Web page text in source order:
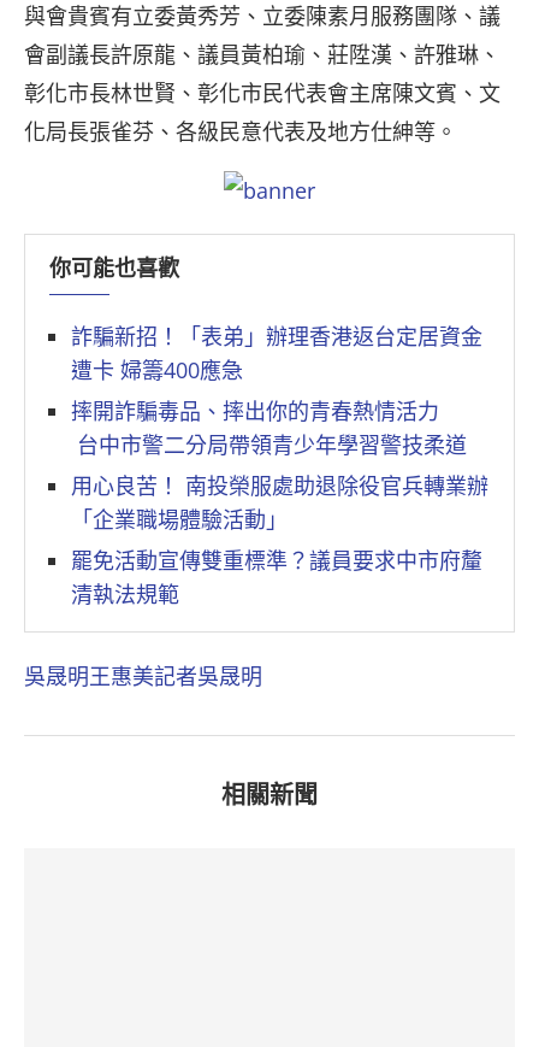
與會貴賓有立委黃秀芳、立委陳素月服務團隊、議
會副議長許原龍、議員黃柏瑜、莊陞漢、許雅琳、
彰化市長林世賢、彰化市民代表會主席陳文賓、文
化局長張雀芬、各級民意代表及地方仕紳等。
你可能也喜歡
詐騙新招！「表弟」辦理香港返台定居資金
遭卡 婦籌400應急
摔開詐騙毒品、摔出你的青春熱情活力
台中市警二分局帶領青少年學習警技柔道
用心良苦！ 南投榮服處助退除役官兵轉業辦
「企業職場體驗活動」
罷免活動宣傳雙重標準？議員要求中市府釐
清執法規範
吳晟明王惠美記者吳晟明
相關新聞